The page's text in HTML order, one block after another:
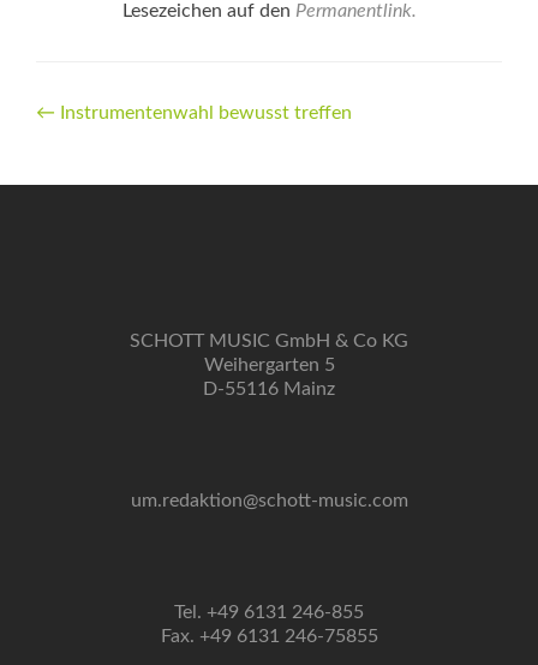
Lesezeichen auf den Permanentlink.
Beitrags-
← Instrumentenwahl bewusst treffen
SCHOTT MUSIC GmbH & Co KG
Weihergarten 5
D-55116 Mainz
um.redaktion@schott-music.com
Tel. +49 6131 246-855
Fax. +49 6131 246-75855